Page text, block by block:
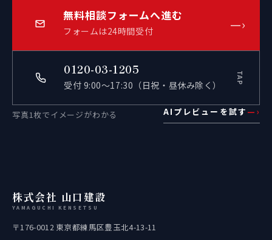
無料相談フォームへ進む
フォームは24時間受付 —›
0120-03-1205
受付 9:00〜17:30（日祝・昼休み除く） TAP
写真1枚でイメージがわかる AIプレビューを試す —›
株式会社 山口建設
YAMAGUCHI KENSETSU
〒176-0012 東京都練馬区豊玉北4-13-11